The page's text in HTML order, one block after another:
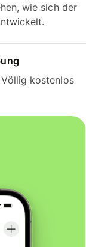
wie sich der
kostenlos